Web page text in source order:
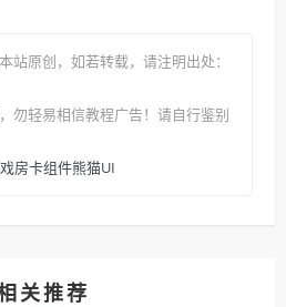
站原创 ，如若转载，请注明出处：
勿轻易相信教程广告！请自行鉴别
房卡组件熊猫UI
关推荐